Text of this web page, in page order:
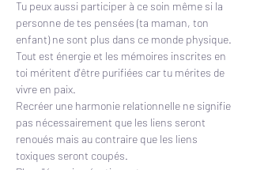
Tu peux aussi participer à ce soin même si la
personne de tes pensées (ta maman, ton
enfant) ne sont plus dans ce monde physique.
Tout est énergie et les mémoires inscrites en
toi méritent d'être purifiées car tu mérites de
vivre en paix.
Recréer une harmonie relationnelle ne signifie
pas nécessairement que les liens seront
renoués mais au contraire que les liens
toxiques seront coupés.